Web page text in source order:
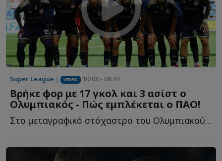
Super League | VIDEO 10/08 - 08:44
Βρήκε φορ με 17 γκολ και 3 ασίστ ο
Ολυμπιακός - Πώς εμπλέκεται ο ΠΑΟ!
Στο μεταγραφικό στόχαστρο του Ολυμπιακού φαίνεται π...